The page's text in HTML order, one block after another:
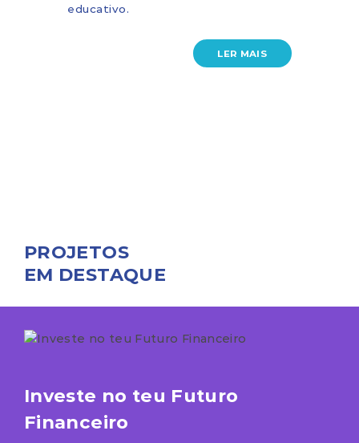
educativo.
LER MAIS
PROJETOS
EM DESTAQUE
Investe no teu Futuro
Financeiro